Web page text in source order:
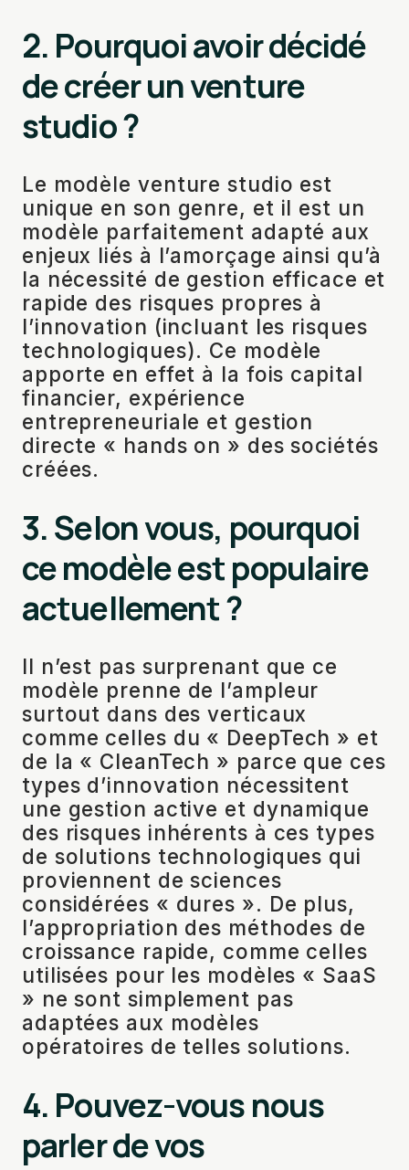
2. Pourquoi avoir décidé
de créer un venture
studio ?
Le modèle venture studio est
unique en son genre, et il est un
modèle parfaitement adapté aux
enjeux liés à l’amorçage ainsi qu’à
la nécessité de gestion efficace et
rapide des risques propres à
l’innovation (incluant les risques
technologiques). Ce modèle
apporte en effet à la fois capital
financier, expérience
entrepreneuriale et gestion
directe « hands on » des sociétés
créées.
3. Selon vous, pourquoi
ce modèle est populaire
actuellement ?
Il n’est pas surprenant que ce
modèle prenne de l’ampleur
surtout dans des verticaux
comme celles du « DeepTech » et
de la « CleanTech » parce que ces
types d’innovation nécessitent
une gestion active et dynamique
des risques inhérents à ces types
de solutions technologiques qui
proviennent de sciences
considérées « dures ». De plus,
l’appropriation des méthodes de
croissance rapide, comme celles
utilisées pour les modèles « SaaS
» ne sont simplement pas
adaptées aux modèles
opératoires de telles solutions.
4. Pouvez-vous nous
parler de vos